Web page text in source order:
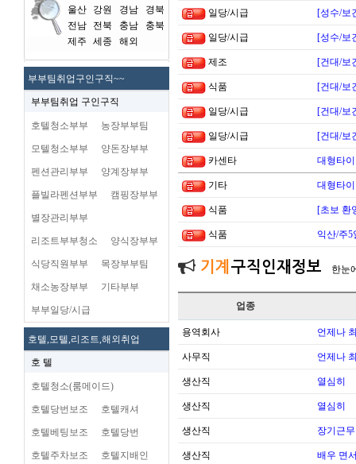
울산
강원 경남
경북
전남
전북 충남
충북
제주
세종 해외
부부팀취업구인구직~~
부부팀취업 구인구직
호텔청소부부 농장부부팀
모텔청소부부 양돈장부부
펜션관리부부 양계장부부
플빌라펜션부부 캠핑장부부
별장관리부부
리조트부부청소 양식장부부
식당직원부부 목장부부팀
채소농장부부 기타부부
부부일당/시급
호텔,모텔,리조트,해외취업
호 텔
호텔청소(룸메이드)
호텔당번보조 호텔캐셔
호텔베팅보조 호텔당번
호텔주차보조 호텔지배인
일당/시급 [성수/보
일당/시급 [성수/보
제조 [건대/보
식품 [건대/보
일당/시급 [건대/보
일당/시급 [건대/보
카센타 대형타
기타 대형타
식품 [초보 환
식품 익산/주
기계 구직인재정보 한눈
업종
용역회사 언제나
사무직 언제나
생산직 열심히
생산직 열심히
생산직 장기근
생산직 배우 면